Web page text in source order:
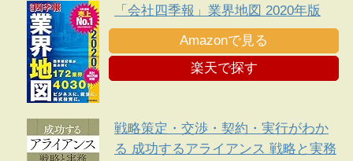
「会社四季報」業界地図 2020年版
Amazonで見る
楽天で探す
戦略策定・交渉・契約・実行がわか
る 成功するアライアンス 戦略と実務